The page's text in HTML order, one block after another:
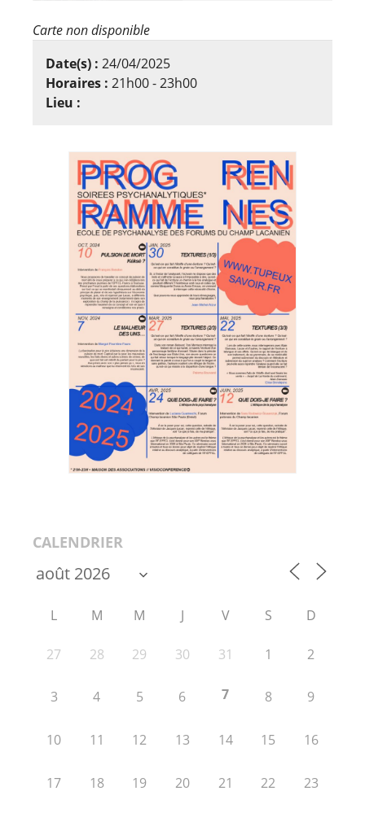
Carte non disponible
Date(s) : 24/04/2025
Horaires : 21h00 - 23h00
Lieu :
CALENDRIER
L M M J V S D
27 28 29 30 31 1 2
3 4 5 6 7 8 9
10 11 12 13 14 15 16
17 18 19 20 21 22 23